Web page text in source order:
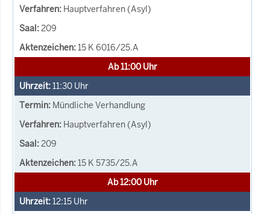
Hauptverfahren (Asyl)
209
15 K 6016/25.A
Ab 11:00 Uhr
11:30 Uhr
Mündliche Verhandlung
Hauptverfahren (Asyl)
209
15 K 5735/25.A
Ab 12:00 Uhr
12:15 Uhr